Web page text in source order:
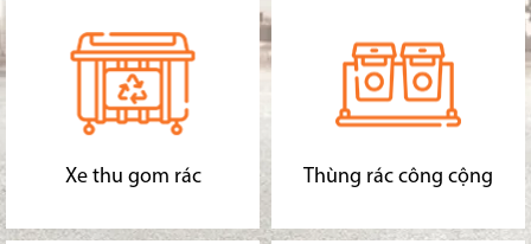
Xe thu gom rác Thùng rác công cộng